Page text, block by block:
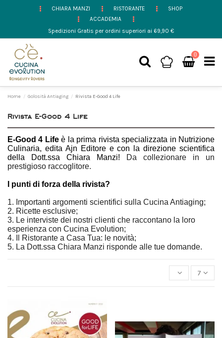
CHIARA MANZI RISTORANTE
SHOP
ACCADEMIA
Spedizioni Gratis per ordini superiori ai 69,90 €
0
Home Golosità Antiaging Rivista E-Good 4 Life
Rivista E-Good 4 Life
E-Good 4 Lifeè la prima rivista specializzata in Nutrizione
Culinaria, edita Ajn Editore e con la direzione scientifica
della Dott.ssa Chiara Manzi!
Da collezionare in un
prestigioso raccoglitore.
I punti di forza della rivista?
1. Importanti argomenti scientifici sulla Cucina Antiaging;
2. Ricette esclusive;
3. Le interviste dei nostri clienti che raccontano la loro
esperienza con Cucina Evolution;
4. Il Ristorante a Casa Tua: le novità;
5. La Dott.ssa Chiara Manzi risponde alle tue domande.
7